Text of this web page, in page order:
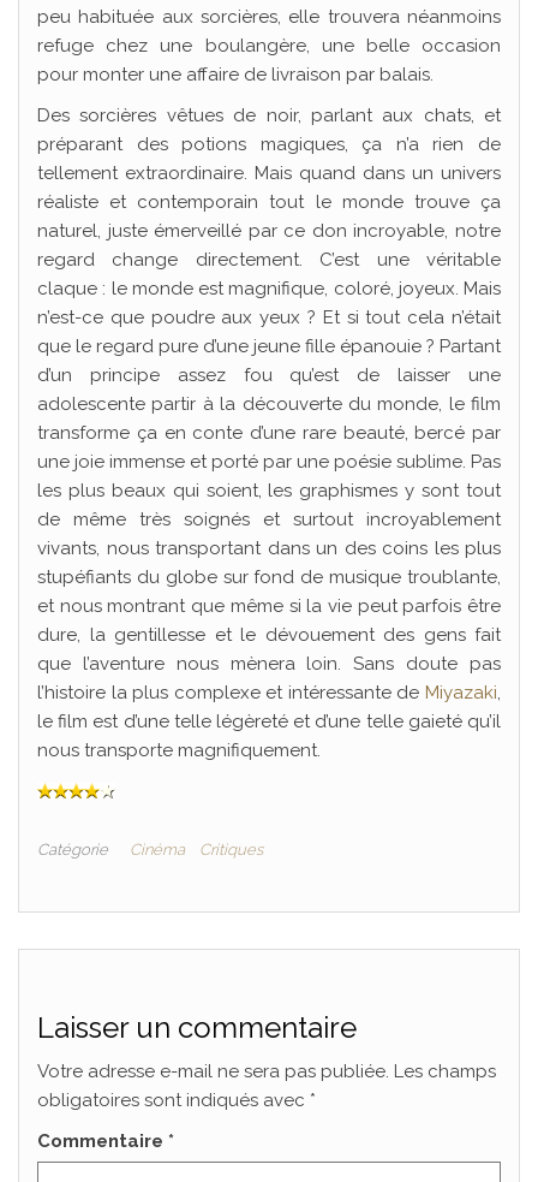
peu habituée aux sorcières, elle trouvera néanmoins
refuge chez une boulangère, une belle occasion
pour monter une affaire de livraison par balais.
Des sorcières vêtues de noir, parlant aux chats, et
préparant des potions magiques, ça n’a rien de
tellement extraordinaire. Mais quand dans un univers
réaliste et contemporain tout le monde trouve ça
naturel, juste émerveillé par ce don incroyable, notre
regard change directement. C’est une véritable
claque : le monde est magnifique, coloré, joyeux. Mais
n’est-ce que poudre aux yeux ? Et si tout cela n’était
que le regard pure d’une jeune fille épanouie ? Partant
d’un principe assez fou qu’est de laisser une
adolescente partir à la découverte du monde, le film
transforme ça en conte d’une rare beauté, bercé par
une joie immense et porté par une poésie sublime. Pas
les plus beaux qui soient, les graphismes y sont tout
de même très soignés et surtout incroyablement
vivants, nous transportant dans un des coins les plus
stupéfiants du globe sur fond de musique troublante,
et nous montrant que même si la vie peut parfois être
dure, la gentillesse et le dévouement des gens fait
que l’aventure nous mènera loin. Sans doute pas
l’histoire la plus complexe et intéressante de Miyazaki,
le film est d’une telle légèreté et d’une telle gaieté qu’il
nous transporte magnifiquement.
Catégorie Cinéma Critiques
Laisser un commentaire
Votre adresse e-mail ne sera pas publiée. Les champs
obligatoires sont indiqués avec *
Commentaire *